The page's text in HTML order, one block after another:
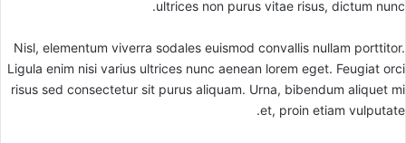
ultrices non purus vitae risus, dictum nunc.
Nisl, elementum viverra sodales euismod convallis nullam porttitor.
Ligula enim nisi varius ultrices nunc aenean lorem eget. Feugiat orci
risus sed consectetur sit purus aliquam. Urna, bibendum aliquet mi
et, proin etiam vulputate.